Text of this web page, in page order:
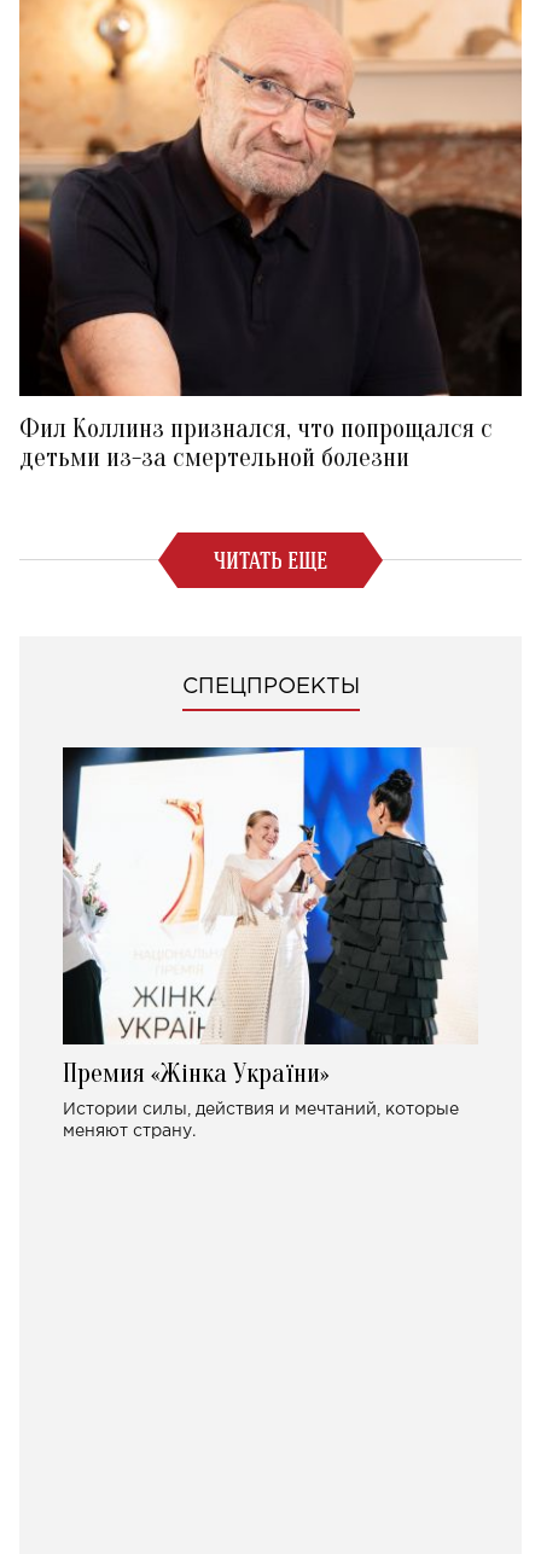
Фил Коллинз признался, что попрощался с
детьми из-за смертельной болезни
ЧИТАТЬ ЕЩЕ
СПЕЦПРОЕКТЫ
Премия «Жінка України»
Истории силы, действия и мечтаний, которые
меняют страну.